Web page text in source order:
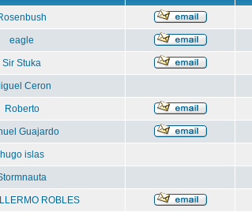
eagle
Sir Stuka
Ceron
Roberto
Guajardo
hugo islas
ROBLES